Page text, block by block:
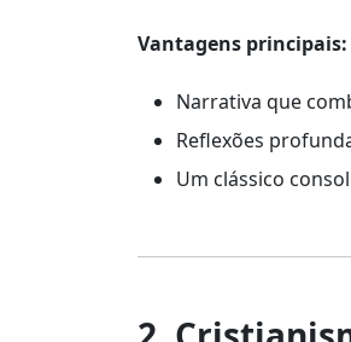
Vantagens principais:
Narrativa que
Reflexões
Um clássico